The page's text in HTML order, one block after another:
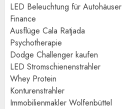
LED Beleuchtung für Autohäuser
Finance
Ausflüge Cala Ratjada
Psychotherapie
Dodge Challenger kaufen
LED Stromschienenstrahler
Whey Protein
Konturenstrahler
Immobilienmakler Wolfenbüttel